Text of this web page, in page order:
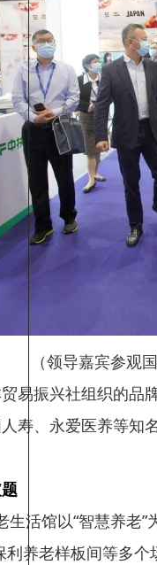
（领导嘉宾参观
易振兴社组织的品
寿、永爱医养等
活馆以“智慧养老
养老样板间等多